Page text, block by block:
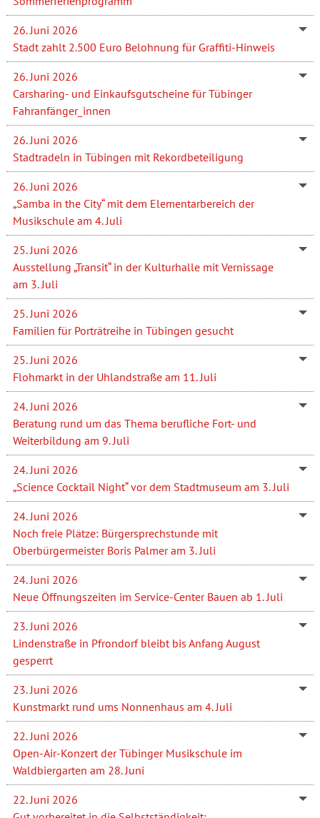
26. Juni 2026
Stadt zahlt 2.500 Euro Belohnung für Graffiti-Hinweis
26. Juni 2026
Carsharing- und Einkaufsgutscheine für Tübinger
Fahranfänger_innen
26. Juni 2026
Stadtradeln in Tübingen mit Rekordbeteiligung
26. Juni 2026
„Samba in the City“ mit dem Elementarbereich der
Musikschule am 4. Juli
25. Juni 2026
Ausstellung „Transit“ in der Kulturhalle mit Vernissage
am 3. Juli
25. Juni 2026
Familien für Porträtreihe in Tübingen gesucht
25. Juni 2026
Flohmarkt in der Uhlandstraße am 11. Juli
24. Juni 2026
Beratung rund um das Thema berufliche Fort- und
Weiterbildung am 9. Juli
24. Juni 2026
„Science Cocktail Night“ vor dem Stadtmuseum am 3. Juli
24. Juni 2026
Noch freie Plätze: Bürgersprechstunde mit
Oberbürgermeister Boris Palmer am 3. Juli
24. Juni 2026
Neue Öffnungszeiten im Service-Center Bauen ab 1. Juli
23. Juni 2026
Lindenstraße in Pfrondorf bleibt bis Anfang August
gesperrt
23. Juni 2026
Kunstmarkt rund ums Nonnenhaus am 4. Juli
22. Juni 2026
Open-Air-Konzert der Tübinger Musikschule im
Waldbiergarten am 28. Juni
22. Juni 2026